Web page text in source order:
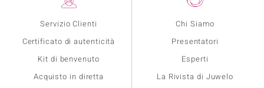
Servizio Clienti
Certificato di autenticità
Kit di benvenuto
Acquisto in diretta
Chi Siamo
Presentatori
Esperti
La Rivista di Juwelo